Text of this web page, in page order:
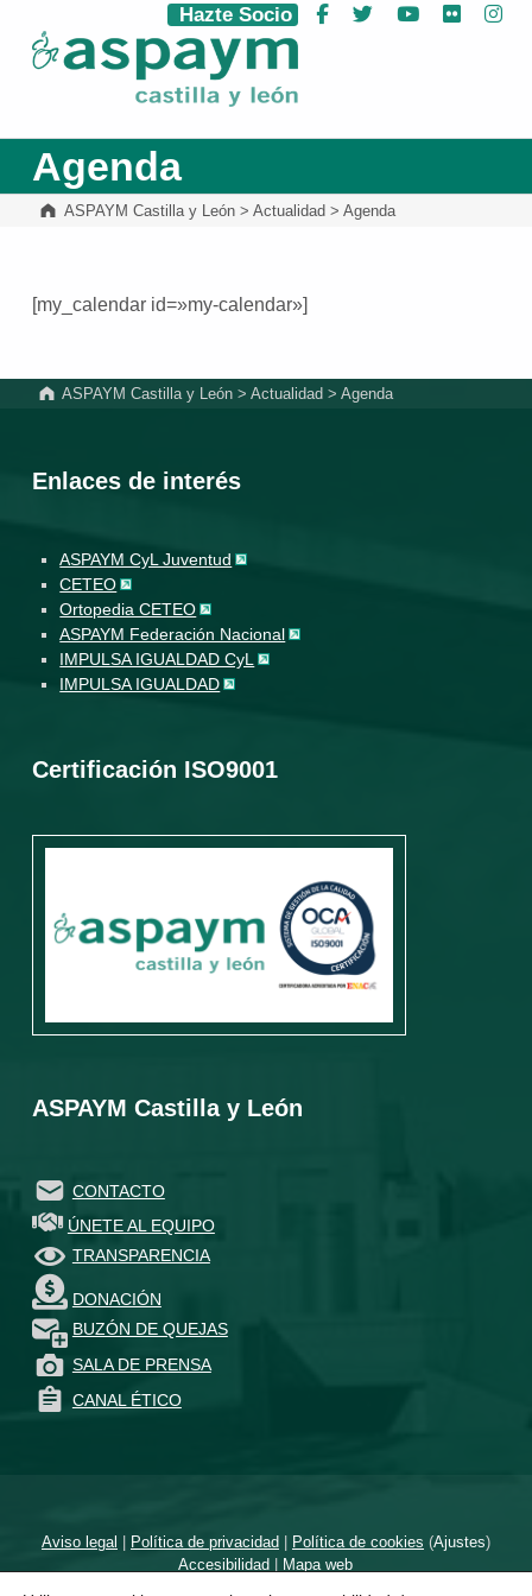
ASPAYM Castilla y León
Hazte Socio Facebook
Twitter YouTube
Flickr
Agenda
ASPAYM Castilla y León> Actualidad > Agenda
[my_calendar id=»my-calendar»]
ASPAYM Castilla y León >Actualidad >Agenda
Enlaces de interés
ASPAYM CyL Juventud
CETEO
Ortopedia CETEO
ASPAYM Federación Nacional
IMPULSA IGUALDAD CyL
IMPULSA IGUALDAD
Certificación ISO9001
ASPAYM Castilla y León
CONTACTO
ÚNETE AL EQUIPO
TRANSPARENCIA
DONACIÓN
BUZÓN DE QUEJAS
SALA DE PRENSA
CANAL ÉTICO
Aviso legal | Política de privacidad| Política de cookies (Ajustes)
Accesibilidad | Mapa web